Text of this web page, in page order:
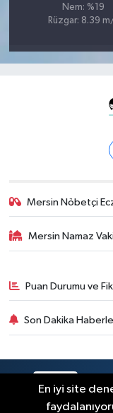
Nem: %19
Rüzgar: 8.39
Mersin Nöbetçi
Mersin Namaz
Puan Durumu ve
Son Dakika
En iyi site